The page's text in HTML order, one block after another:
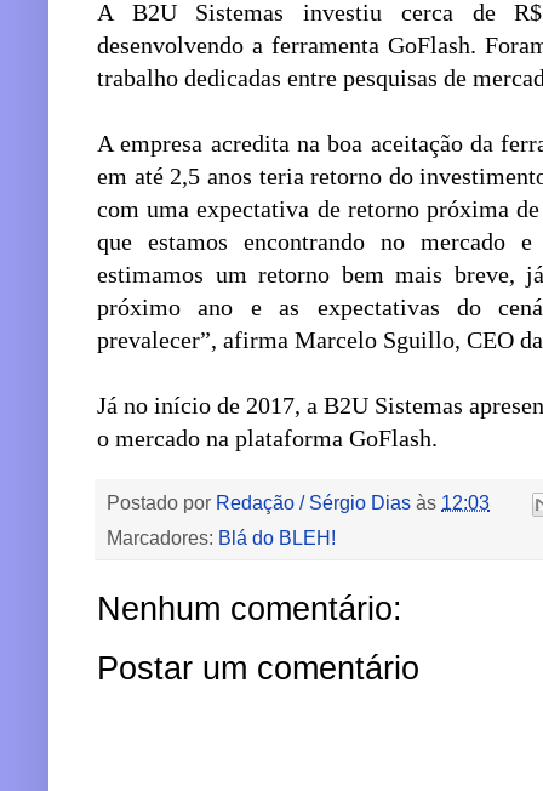
A B2U Sistemas investiu cerca de
desenvolvendo a ferramenta GoFlash.
trabalho dedicadas entre pesquisas de
A empresa acredita na boa aceitação da
em até 2,5 anos teria retorno do
com uma expectativa de retorno próxima
que estamos encontrando no mercado
estimamos um retorno bem mais breve,
próximo ano e as expectativas do
prevalecer”, afirma Marcelo Sguillo, CEO
Já no início de 2017, a B2U Sistemas
o mercado na plataforma GoFlash.
Postado por Redação / Sérgio Dias às 12:03
Marcadores: Blá do BLEH!
Nenhum comentário:
Postar um comentário